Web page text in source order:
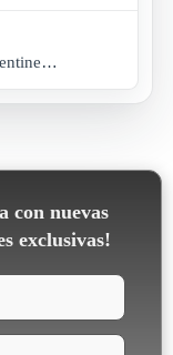
www.buytickets.gi/events/valentines-dinner-in-gastrobar-1209
con nuevas
exclusivas!